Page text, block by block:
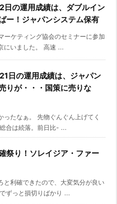
の運用成績は、ダブルイン
ー！ジャパンシステム保有
ーケティング協会のセミナーに参加
にいました。 高速 ...
日の運用成績は、ジャパン
りが・・・国策に売りな
ったなぁ。 先物ぐんぐん上げてく
合は続落。前日比- ...
祭り！ソレイジア・ファー
と利確できたので、大変気分が良い
ずっと損切りばかり ...